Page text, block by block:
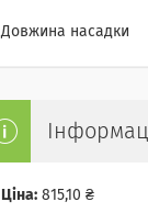
Довжина насадки
Ціна: 815,10 ₴